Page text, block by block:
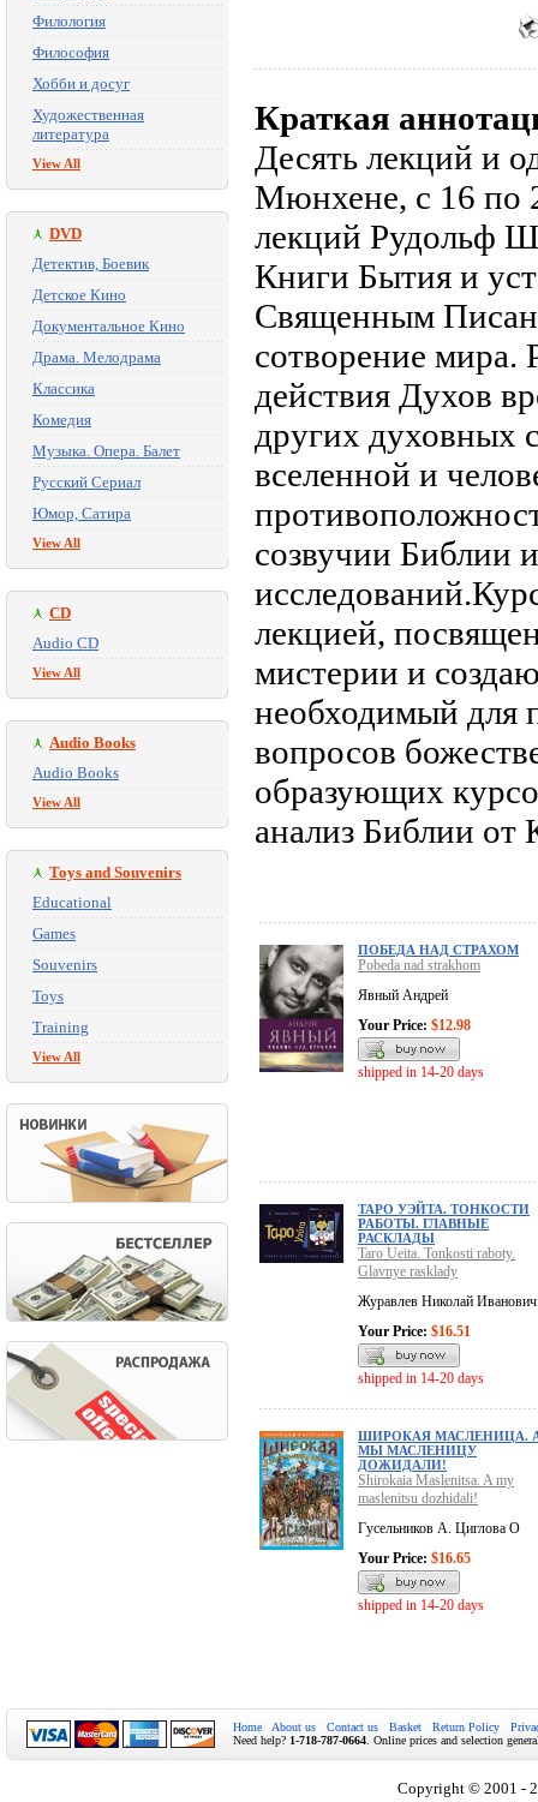
Филология
Философия
Хобби и досуг
Художественная
литература
View All
DVD
Детектив, Боевик
Детское Кино
Документальное Кино
Драма. Мелодрама
Классика
Комедия
Музыка. Опера. Балет
Русский Сериал
Юмор, Сатира
View All
CD
Audio CD
View All
Audio Books
Audio Books
View All
Toys and Souvenirs
Educational
Games
Souvenirs
Toys
Training
View All
Краткая
Десять лекций и
Мюнхене, с 16 по
лекций Рудольф
Книги Бытия и
Священным
сотворение
действия Духов
других духовных
вселенной и
созвучии Библии
лекцией,
мистерии и
необходимый для
вопросов
образующих
анализ Библии от
ПОБЕДА НАД СТРАХОМ
Pobeda nad strakhom
Явный Андрей
Your Price: $12.98
shipped in 14-20 days
ТАРО УЭЙТА. ТОНКОСТИ
РАБОТЫ. ГЛАВНЫЕ
РАСКЛАДЫ
Taro Ueita. Tonkosti raboty.
Glavnye rasklady
Журавлев Николай Иванович
Your Price: $16.51
shipped in 14-20 days
ШИРОКАЯ МАСЛЕНИЦА.
МЫ МАСЛЕНИЦУ
ДОЖИДАЛИ!
Shirokaia Maslenitsa. A my
maslenitsu dozhidali!
Гусельников А. Циглова О
Your Price: $16.65
shipped in 14-20 days
Home About us Contact us Basket Return Policy
Need help? 1-718-787-0664 . Online prices and selection
Copyright © 2001 -